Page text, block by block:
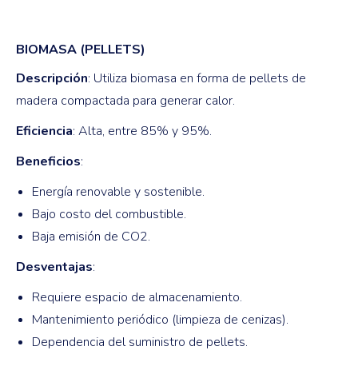
BIOMASA (PELLETS)
Descripción: Utiliza biomasa en forma de pellets de
madera compactada para generar calor.
Eficiencia: Alta, entre 85% y 95%.
Beneficios:
Energía renovable y sostenible.
Bajo costo del combustible.
Baja emisión de CO2.
Desventajas:
Requiere espacio de almacenamiento.
Mantenimiento periódico (limpieza de cenizas).
Dependencia del suministro de pellets.